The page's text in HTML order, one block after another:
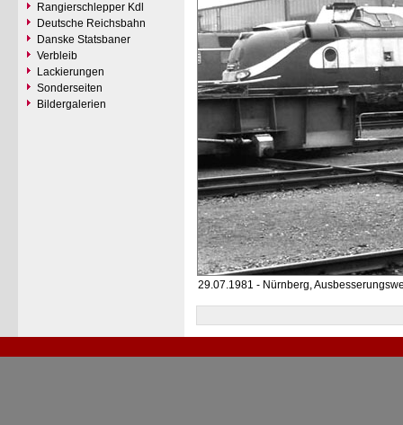
Rangierschlepper Kdl
Deutsche Reichsbahn
Danske Statsbaner
Verbleib
Lackierungen
Sonderseiten
Bildergalerien
29.07.1981 - Nürnberg,